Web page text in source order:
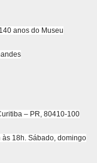
anos do Museu
– PR, 80410-100
às 18h. Sábado, domingo